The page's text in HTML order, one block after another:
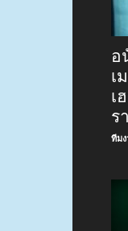
อ
เ
เ
ร
ทีม